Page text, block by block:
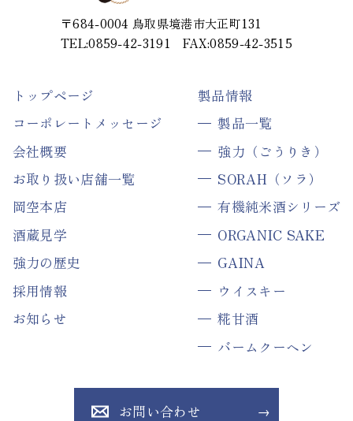
〒684-0004 鳥取県境港市大正町131
TEL:0859-42-3191FAX:0859-42-3515
トップページ
コーポレートメッセージ
会社概要
お取り扱い店舗一覧
岡空本店
酒蔵見学
強力の歴史
採用情報
お知らせ
製品情報
製品一覧
強力（ごうりき）
SORAH（ソラ）
有機純米酒シリーズ
ORGANIC SAKE
GAINA
ウイスキー
糀甘酒
バームクーヘン
お問い合わせ